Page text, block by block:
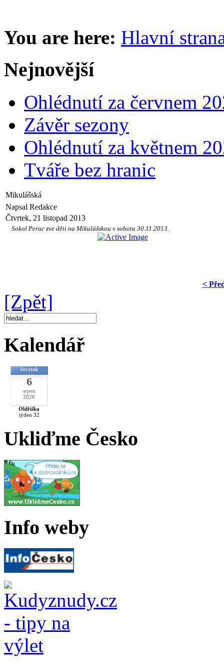
You are here: Hlavní
Nejnovější
Ohlédnutí za červnem
Závěr sezony
Ohlédnutí za květnem
Tváře bez hranic
Mikulášská
Napsal Redakce
Čtvrtek, 21 listopad 2013
Sokol Peruc zve děti na Mikulášskou v sobotu 30.11.2013.
<
[Zpět]
Kalendář
čtvrtek
6
srpen
2026
Oldřiška
týden 32
Ukliďme Česko
Info weby